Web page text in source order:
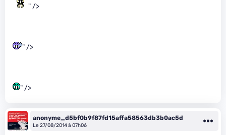
" />
" />
" />
anonyme_d5bf0b9f87fd15affa58563db3b0ac5d
Le 27/08/2014 à 07h06